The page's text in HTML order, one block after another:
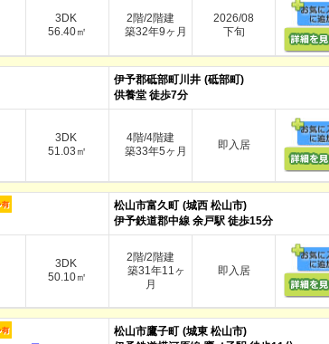
3DK
56.40㎡
2階/2階建
築32年9ヶ月
2026/08
下旬
伊予郡砥部町川井 (砥部町)
供養堂 徒歩7分
3DK
51.03㎡
4階/4階建
築33年5ヶ月
即入居
松山市富久町 (城西 松山市)
伊予鉄道郡中線 余戸駅 徒歩15分
3DK
50.10㎡
2階/2階建
築31年11ヶ
月
即入居
松山市鷹子町 (城東 松山市)